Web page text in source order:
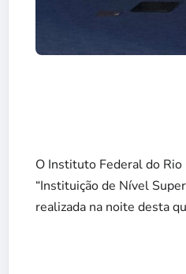
O Instituto Federal do Rio
“Instituição de Nível
realizada na noite desta